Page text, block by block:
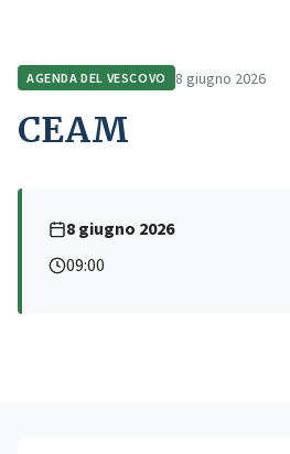
AGENDA DEL VESCOVO 8 giugno 2026
CEAM
8 giugno 2026
09:00